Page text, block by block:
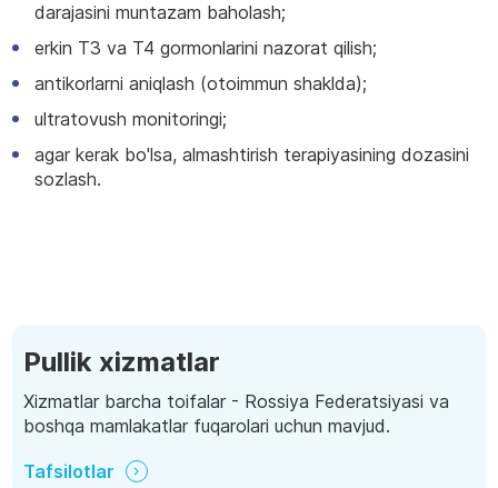
darajasini muntazam baholash;
erkin T3 va T4 gormonlarini nazorat qilish;
antikorlarni aniqlash (otoimmun shaklda);
ultratovush monitoringi;
agar kerak bo'lsa, almashtirish terapiyasining dozasini
sozlash.
Pullik xizmatlar
Xizmatlar barcha toifalar - Rossiya Federatsiyasi va
boshqa mamlakatlar fuqarolari uchun mavjud.
Tafsilotlar